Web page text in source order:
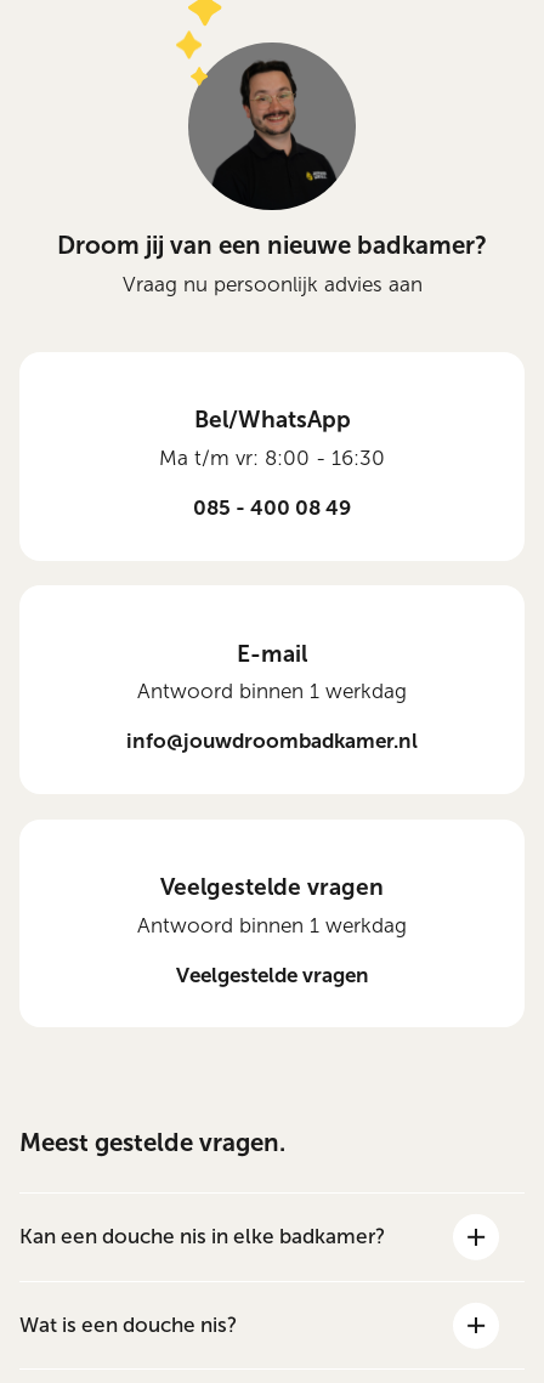
Droom jij van een nieuwe badkamer?
Vraag nu persoonlijk advies aan
Bel/WhatsApp
Ma t/m vr: 8:00 - 16:30
085 - 400 08 49
E-mail
Antwoord binnen 1 werkdag
info@jouwdroombadkamer.nl
Veelgestelde vragen
Antwoord binnen 1 werkdag
Veelgestelde vragen
Meest gestelde vragen.
Kan een douche nis in elke badkamer?
Wat is een douche nis?